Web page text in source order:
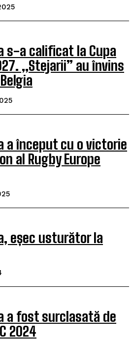
s-a calificat la Cupa
„Stejarii” au învins
a început cu o victorie
al Rugby Europe
eșec usturător la
a fost surclasată de
2024